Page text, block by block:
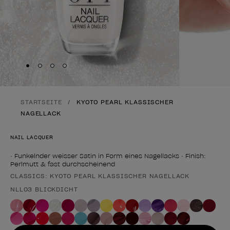
Skip to slide
Skip to slide 2
Skip to slide3
Skip to slide
STARTSEITE
KYOTO PEARL KLASSISCHER
NAGELLACK
NAIL LACQUER
• Funkelnder weisser Satin in Form eines Nagellacks • Finish:
Perlmutt & fast durchscheinend
Form des Produkts
CLASSICS: KYOTO PEARL KLASSISCHER NAGELLACK
NLL03 BLICKDICHT